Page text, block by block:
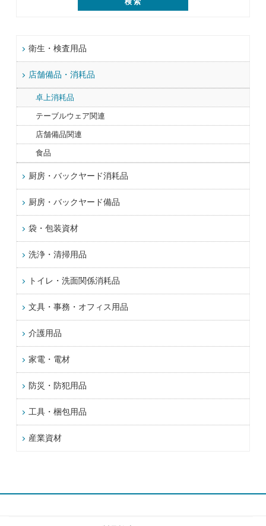
衛生・検査用品
店舗備品・消耗品
卓上消耗品
テーブルウェア関連
店舗備品関連
食品
厨房・バックヤード消耗品
厨房・バックヤード備品
袋・包装資材
洗浄・清掃用品
トイレ・洗面関係消耗品
文具・事務・オフィス用品
介護用品
家電・電材
防災・防犯用品
工具・梱包用品
産業資材